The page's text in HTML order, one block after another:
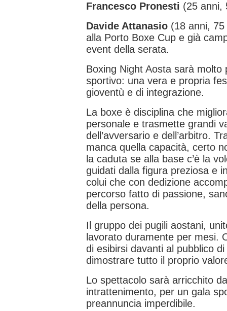
Francesco Pronesti (25 anni,
Davide Attanasio (18 anni,
alla Porto Boxe Cup e già
event della serata.
Boxing Night Aosta sarà molto
sportivo: una vera e propria
gioventù e di integrazione.
La boxe è disciplina che
personale e trasmette grandi
dell’avversario e dell’arbitro.
manca quella capacità, certo
la caduta se alla base c’è la
guidati dalla figura preziosa e
colui che con dedizione
percorso fatto di passione,
della persona.
Il gruppo dei pugili aostani,
lavorato duramente per mesi.
di esibirsi davanti al pubblico
dimostrare tutto il proprio
Lo spettacolo sarà arricchito
intrattenimento, per un gala
preannuncia imperdibile.